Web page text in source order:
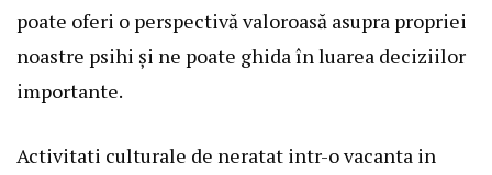
poate oferi o perspectivă valoroasă asupra propriei
noastre psihi și ne poate ghida în luarea deciziilor
importante.
Activitati culturale de neratat intr-o vacanta in